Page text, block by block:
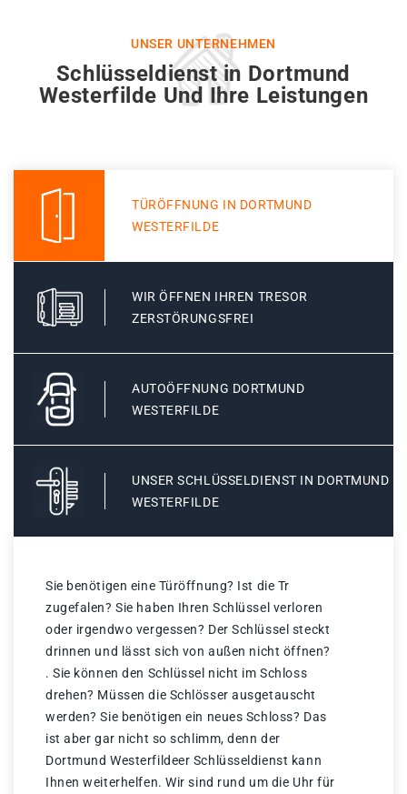
UNSER UNTERNEHMEN
Schlüsseldienst in Dortmund
Westerfilde Und Ihre Leistungen
TÜRÖFFNUNG IN DORTMUND
WESTERFILDE
WIR ÖFFNEN IHREN TRESOR
ZERSTÖRUNGSFREI
AUTOÖFFNUNG DORTMUND
WESTERFILDE
UNSER SCHLÜSSELDIENST IN DORTMUND
WESTERFILDE
Sie benötigen eine Türöffnung? Ist die Tr
zugefalen? Sie haben Ihren Schlüssel verloren
oder irgendwo vergessen? Der Schlüssel steckt
drinnen und lässt sich von außen nicht öffnen?
. Sie können den Schlüssel nicht im Schloss
drehen? Müssen die Schlösser ausgetauscht
werden? Sie benötigen ein neues Schloss? Das
ist aber gar nicht so schlimm, denn der
Dortmund Westerfildeer Schlüsseldienst kann
Ihnen weiterhelfen. Wir sind rund um die Uhr für